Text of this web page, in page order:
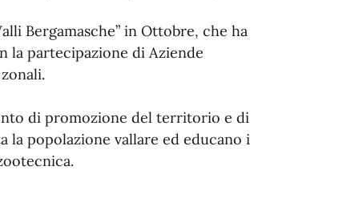
Bergamasche” in Ottobre, che ha
partecipazione di Aziende
di promozione del territorio e di
popolazione vallare ed educano i